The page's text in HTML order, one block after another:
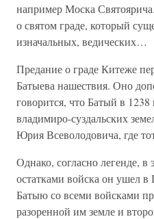
например Моска
о святом граде, который
изначальных, ведических…
Предание о граде Китеже
Батыева нашествия. Оно
говорится, что Батый в 1238
владимиро-суздальских
Юрия Всеволодовича, где
Однако, согласно легенде,
остатками войска он ушел
Батыю со всеми войсками
разоренной им земле и